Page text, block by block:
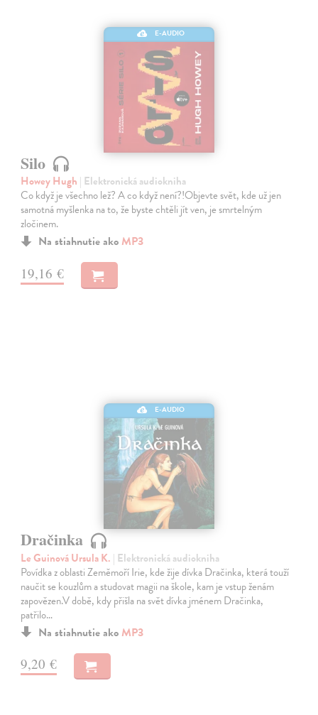
E-AUDIO
Silo
Howey Hugh | Elektronická audiokniha
Co když je všechno lež? A co když není?!Objevte svět, kde už jen
samotná myšlenka na to, že byste chtěli jít ven, je smrtelným
zločinem.
Na stiahnutie ako MP3
19,16 €
E-AUDIO
Dračinka
Le Guinová Ursula K. | Elektronická audiokniha
Povídka z oblasti Zeměmoří Irie, kde žije dívka Dračinka, která touží
naučit se kouzlům a studovat magii na škole, kam je vstup ženám
zapovězen.V době, kdy přišla na svět dívka jménem Dračinka,
patřilo…
Na stiahnutie ako MP3
9,20 €